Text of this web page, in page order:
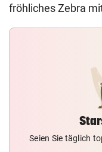
fröhliches Zebra
Seien Sie täglich